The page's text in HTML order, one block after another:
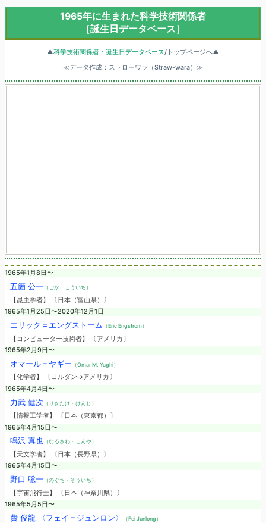
1965年に生まれた科学技術関係者
［誕生日データベース］
▲科学技術関係者・誕生日データベース/トップページへ▲
≪データ作成：ストローワラ（Straw-wara）≫
1965年1月8日〜
五箇 公一（ごか・こういち）
【昆虫学者】 〔日本（富山県）〕
1965年1月25日〜2020年12月1日
エリック＝エングストーム （Eric Engstrom）
【コンピューター技術者】 〔アメリカ〕
1965年2月9日〜
オマール＝ヤギー （Omar M. Yaghi）
【化学者】 〔ヨルダン→アメリカ〕
1965年4月4日〜
力武 健次 （りきたけ・けんじ）
【情報工学者】 〔日本（東京都）〕
1965年4月15日〜
鳴沢 真也（なるさわ・しんや）
【天文学者】 〔日本（長野県）〕
1965年4月15日〜
野口 聡一（のぐち・そういち）
【宇宙飛行士】 〔日本（神奈川県）〕
1965年5月5日〜
費 俊龍 〈フェイ＝ジュンロン〉 （Fei Junlong）